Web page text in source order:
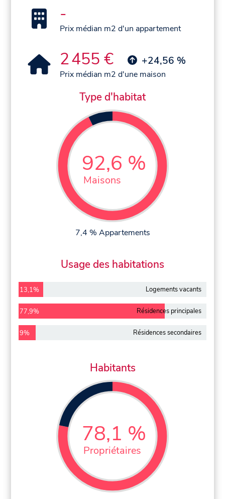
-
Prix médian m2 d'un appartement
2 455 € +24,56 %
Prix médian m2 d'une maison
Type d'habitat
92,6 %
Maisons
7,4 % Appartements
Usage des habitations
13,1% Logements vacants
77,9% Résidences principales
9% Résidences secondaires
Habitants
78,1 %
Propriétaires